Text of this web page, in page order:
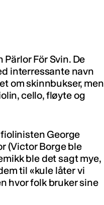
För Svin. De
interressante navn
om skinnbukser, men
cello, fløyte og
George
(Victor Borge ble
ble det sagt mye,
til «kule låter vi
hvor folk bruker sine